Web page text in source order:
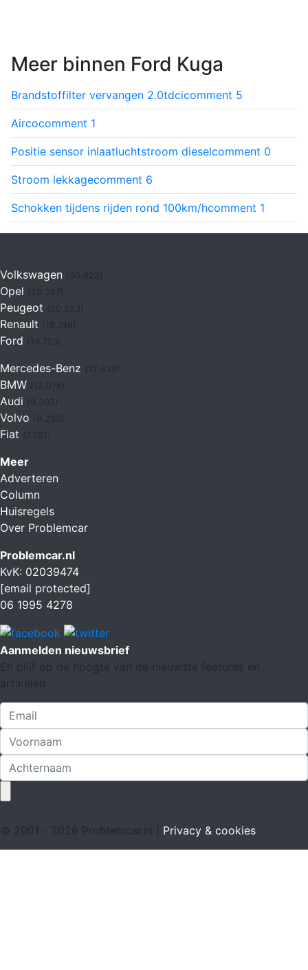
Meer binnen Ford Kuga
Brandstoffilter vervangen 2.0tdcicomment 5
Aircocomment 1
Positie sensor inlaatluchtstroom dieselcomment 0
Stroom lekkagecomment 6
Schokken tijdens rijden rond 100km/hcomment 1
Volkswagen (30.623)
Opel
Peugeot
Renault (19.746)
Ford (14.753)
Mercedes-Benz
BMW (12.076)
Audi
Volvo
Fiat (7.261)
Meer
Adverteren
Column
Huisregels
Over Problemcar
Problemcar.nl
KvK: 02039474
[email protected]
06 1995 4278
Aanmelden nieuwsbrief
En blijf op de hoogte van de nieuwste features en
artikelen
© 2001 - 2026 Problemcar.nl | Privacy & cookies